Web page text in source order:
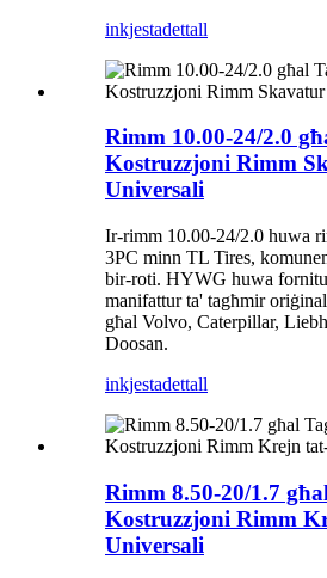
inkjestadettall
Rimm 10.00-24/2.0
Kostruzzjoni Rimm
Universali
Ir-rimm 10.00-24/2.0 huwa
3PC minn TL Tires,
bir-roti. HYWG huwa
manifattur ta' tagħmir
għal Volvo, Caterpillar,
Doosan.
inkjestadettall
Rimm 8.50-20/1.7
Kostruzzjoni Rimm
Universali